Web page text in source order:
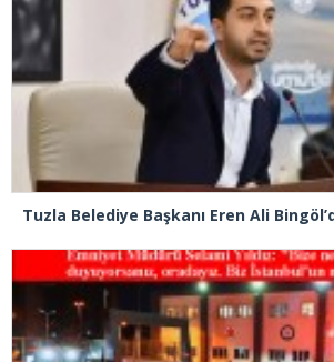
Tuzla Belediye Başkanı Eren Ali